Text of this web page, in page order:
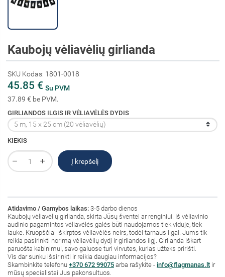
Kaubojų vėliavėlių girlianda
SKU Kodas: 1801-0018
45.85 € Su PVM
37.89 € be PVM.
GIRLIANDOS ILGIS IR VĖLIAVĖLĖS DYDIS
KIEKIS
Į krepšelį
Atidavimo / Gamybos laikas: 3-5 darbo dienos
Kaubojų vėliavėlių girlianda, skirta Jūsų šventei ar renginiui. Iš vėliavinio
audinio pagamintos vėliavėlės galės būti naudojamos tiek viduje, tiek
lauke. Kruopščiai iškirptos vėliavėlės neirs, todėl tarnaus ilgai. Jums tik
reikia pasirinkti norimą vėliavėlių dydį ir girliandos ilgį. Girlianda iškart
paruošta kabinimui, savo galuose turi virvutes, kurias užteks pririšti.
Vis dar sunku išsirinkti ir reikia daugiau informacijos?
Skambinkite telefonu +370 672 99075 arba rašykite - info@flagmanas.lt ir
mūsų specialistai Jus pakonsultuos.